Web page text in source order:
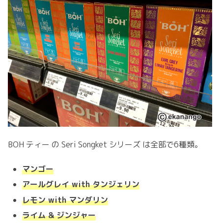
BOH ティー の Seri Songket シリーズ は全部で6種類。
マンゴー
アールグレイ with タンジェリン
レモン with マンダリン
ライム & ジンジャー